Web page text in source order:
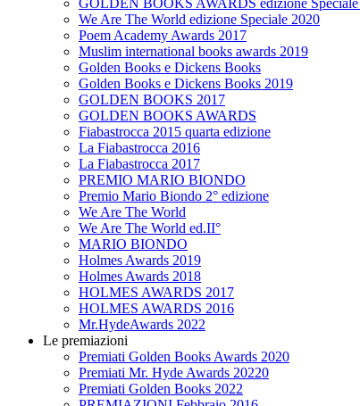
We Are The World edizione Speciale 2020
Poem Academy Awards 2017
Muslim international books awards 2019
Golden Books e Dickens Books
Golden Books e Dickens Books 2019
GOLDEN BOOKS 2017
GOLDEN BOOKS AWARDS
Fiabastrocca 2015 quarta edizione
La Fiabastrocca 2016
La Fiabastrocca 2017
PREMIO MARIO BIONDO
Premio Mario Biondo 2° edizione
We Are The World
We Are The World ed.II°
MARIO BIONDO
Holmes Awards 2019
Holmes Awards 2018
HOLMES AWARDS 2017
HOLMES AWARDS 2016
Mr.HydeAwards 2022
Le premiazioni
Premiati Golden Books Awards 2020
Premiati Mr. Hyde Awards 20220
Premiati Golden Books 2022